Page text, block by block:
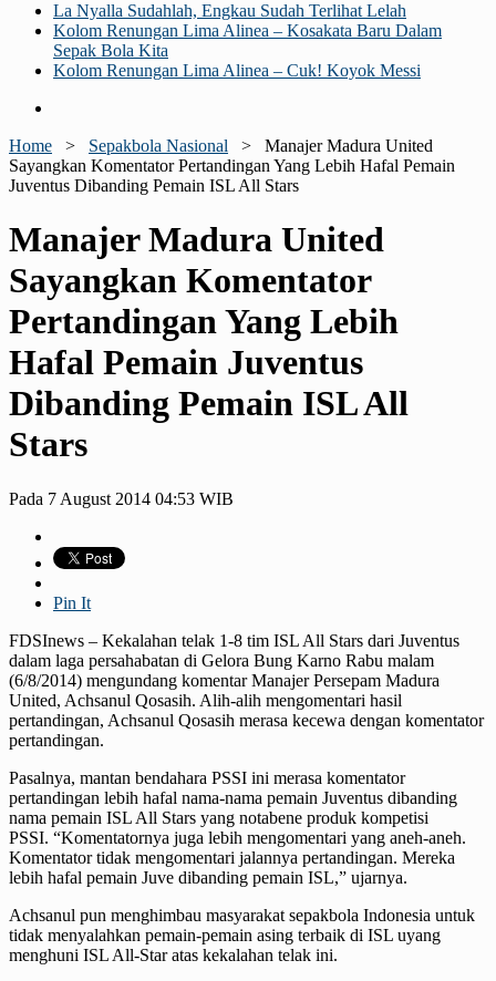
La Nyalla Sudahlah, Engkau Sudah Terlihat Lelah
Kolom Renungan Lima Alinea – Kosakata Baru Dalam
Sepak Bola Kita
Kolom Renungan Lima Alinea – Cuk! Koyok Messi
Home > Sepakbola Nasional > Manajer Madura United
Sayangkan Komentator Pertandingan Yang Lebih Hafal Pemain
Juventus Dibanding Pemain ISL All Stars
Manajer Madura United
Sayangkan Komentator
Pertandingan Yang Lebih
Hafal Pemain Juventus
Dibanding Pemain ISL All
Stars
Pada 7 August 2014 04:53 WIB
Pin It
FDSInews – Kekalahan telak 1-8 tim ISL All Stars dari Juventus
dalam laga persahabatan di Gelora Bung Karno Rabu malam
(6/8/2014) mengundang komentar Manajer Persepam Madura
United, Achsanul Qosasih. Alih-alih mengomentari hasil
pertandingan, Achsanul Qosasih merasa kecewa dengan komentator
pertandingan.
Pasalnya, mantan bendahara PSSI ini merasa komentator
pertandingan lebih hafal nama-nama pemain Juventus dibanding
nama pemain ISL All Stars yang notabene produk kompetisi
PSSI. “Komentatornya juga lebih mengomentari yang aneh-aneh.
Komentator tidak mengomentari jalannya pertandingan. Mereka
lebih hafal pemain Juve dibanding pemain ISL,” ujarnya.
Achsanul pun menghimbau masyarakat sepakbola Indonesia untuk
tidak menyalahkan pemain-pemain asing terbaik di ISL uyang
menghuni ISL All-Star atas kekalahan telak ini.